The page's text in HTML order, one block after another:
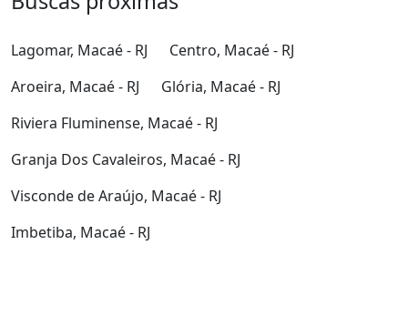
Lagomar, Macaé - RJ
Centro, Macaé - RJ
Aroeira, Macaé - RJ
Glória, Macaé - RJ
Riviera Fluminense, Macaé - RJ
Granja Dos Cavaleiros, Macaé - RJ
Visconde de Araújo, Macaé - RJ
Imbetiba, Macaé - RJ